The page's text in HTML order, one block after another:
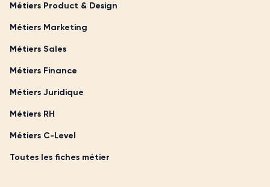
Métiers Product & Design
Métiers Marketing
Métiers Sales
Métiers Finance
Métiers Juridique
Métiers RH
Métiers C-Level
Toutes les fiches métier